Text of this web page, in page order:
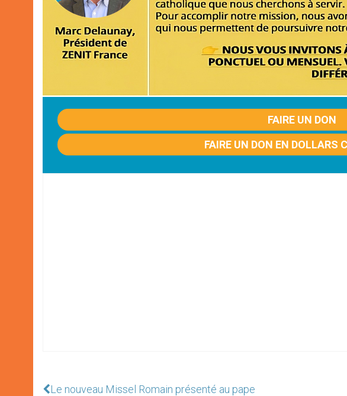
FAIRE UN DON
FAIRE UN DON EN DOLLARS
Le nouveau Missel Romain présenté au pape